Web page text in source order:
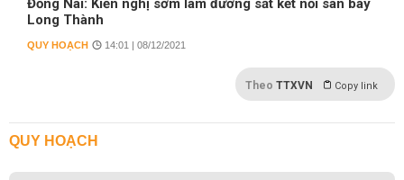
Đồng Nai: Kiến nghị sớm làm đường sắt kết nối sân bay
Long Thành
QUY HOẠCH 14:01 | 08/12/2021
Theo TTXVN Copy link
QUY HOẠCH